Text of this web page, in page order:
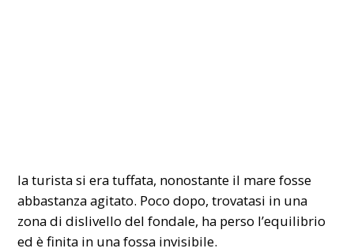
la turista si era tuffata, nonostante il mare fosse
abbastanza agitato. Poco dopo, trovatasi in una
zona di dislivello del fondale, ha perso l’equilibrio
ed è finita in una fossa invisibile.